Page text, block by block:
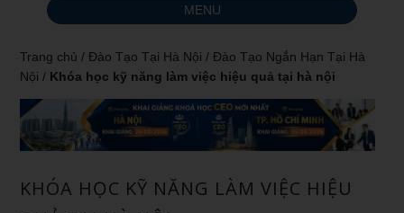
MENU
Trang chủ /Đào Tạo Tại Hà Nội /Đào Tạo Ngắn Hạn Tại Hà
Nội / Khóa học kỹ năng làm việc hiệu quả tại hà nội
KHÓA HỌC KỸ NĂNG LÀM VIỆC HIỆU